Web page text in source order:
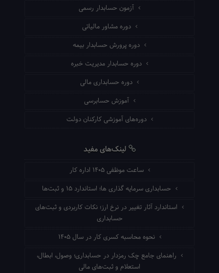
آزمون حسابدار رسمی
دوره مشاور مالیاتی
دوره پرورش حسابدار بیمه
دوره حسابدار مدیریت خبره
دوره حسابداری مالی
آموزش حسابرسی
دوره‌های آموزشی کارکنان دولت
لینک‌های مفید
ساعت موظفی ۱۴۰۵ اداره کار
حسابداری سرمایه گذاری ها؛ استاندارد ۱۵ و ثبت‌ها
استاندارد آثار تغییر در نرخ ارز؛ نکات کاربردی و ثبت‌های
حسابداری
نحوه محاسبه کسری کار در سال ۱۴۰۵
راهنمای جامع چک رمزدار در حسابداری؛ وصول، ابطال،
استعلام و ثبت‌های مالی